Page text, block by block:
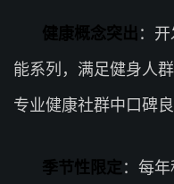
健康概念突出 ：
能系列，满足健身人
专业健康社群中口碑良
季节性限定：每